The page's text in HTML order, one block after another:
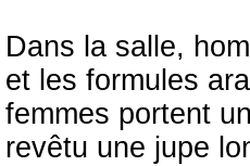
Dans la salle,
et les formules
femmes portent
revêtu une jupe